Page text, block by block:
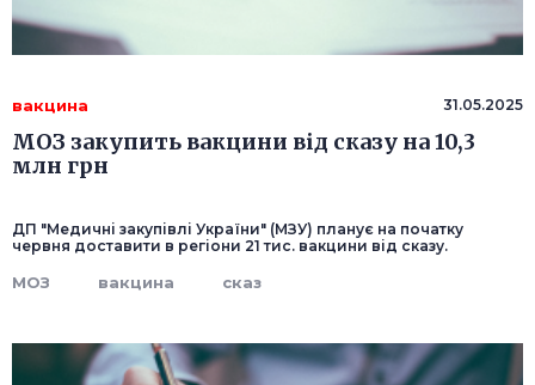
вакцина 31.05.2025
МОЗ закупить вакцини від сказу на 10,3
млн грн
ДП "Медичні закупівлі України" (МЗУ) планує на початку
червня доставити в регіони 21 тис. вакцини від сказу.
МОЗ вакцина сказ